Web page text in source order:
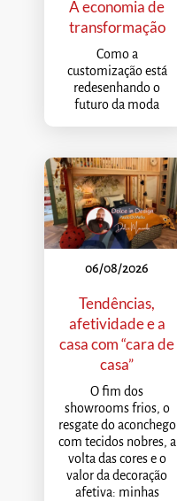
A economia de
transformação
Como a
customização está
redesenhando o
futuro da moda
06/08/2026
Tendências,
afetividade e a
casa com “cara de
casa”
O fim dos
showrooms frios, o
resgate do aconchego
com tecidos nobres, a
volta das cores e o
valor da decoração
afetiva: minhas